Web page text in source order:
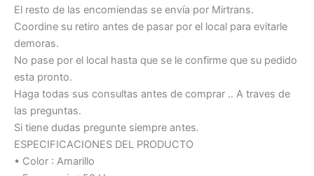
El resto de las encomiendas se envía por Mirtrans.
Coordine su retiro antes de pasar por el local para evitarle
demoras.
No pase por el local hasta que se le confirme que su pedido
esta pronto.
Haga todas sus consultas antes de comprar .. A traves de
las preguntas.
Si tiene dudas pregunte siempre antes.
ESPECIFICACIONES DEL PRODUCTO
• Color : Amarillo